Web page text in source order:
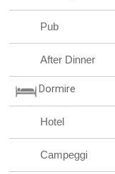
Pub
After Dinner
Dormire
Hotel
Campeggi